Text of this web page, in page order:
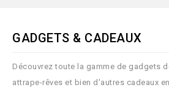
GADGETS & CADEAUX
Découvrez toute la gamme de gadgets
attrape-rêves et bien d'autres cadeaux